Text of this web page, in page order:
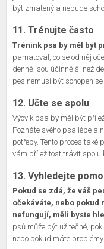
být zmatený a nebude
11. Trénujte často
Trénink psa by měl být
pamatoval, co se od něj
denně jsou účinnější než
pes nemusí být schopen
12. Učte se spolu
Výcvik psa by měl být
Poznáte svého psa lépe a
potřeby. Tento proces
vám příležitost trávit spolu
13. Vyhledejte
Pokud se zdá, že váš
očekáváte, nebo pokud
nefungují, měli byste
psů může být užitečné,
nebo pokud máte